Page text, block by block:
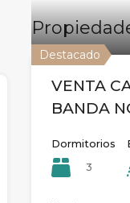
Destacado
VENTA
BANDA
Dormitorios
3